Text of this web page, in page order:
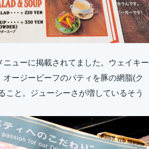
ニューに掲載されてました。ウェイキー
オージービーフのパティを豚の網脂(ク
こと。ジューシーさが増しているそう